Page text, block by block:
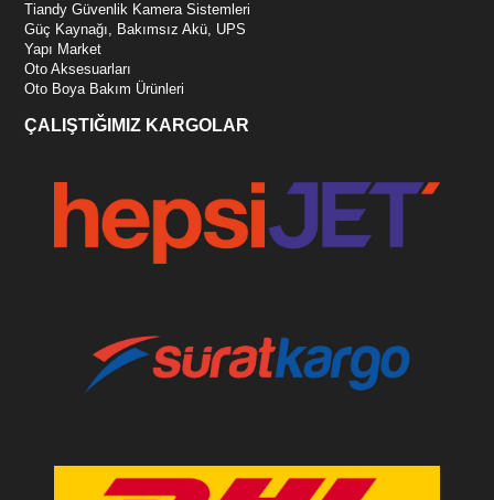
Tiandy Güvenlik Kamera Sistemleri
Güç Kaynağı, Bakımsız Akü, UPS
Yapı Market
Oto Aksesuarları
Oto Boya Bakım Ürünleri
ÇALIŞTIĞIMIZ KARGOLAR